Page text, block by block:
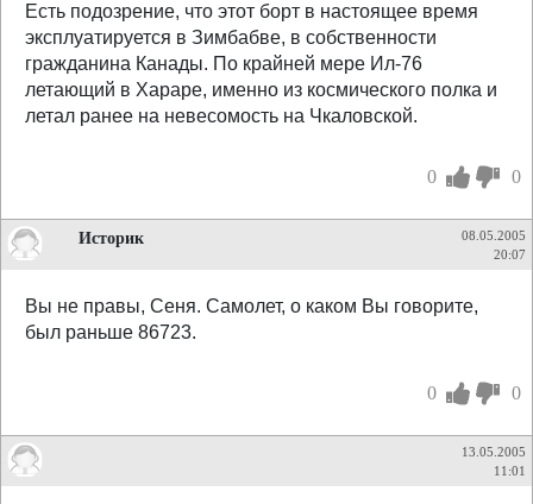
Есть подозрение, что этот борт в настоящее время
эксплуатируется в Зимбабве, в собственности
гражданина Канады. По крайней мере Ил-76
летающий в Хараре, именно из космического полка и
летал ранее на невесомость на Чкаловской.
0 0
Историк
08.05.2005
20:07
Вы не правы, Сеня. Самолет, о каком Вы говорите,
был раньше 86723.
0 0
13.05.2005
11:01